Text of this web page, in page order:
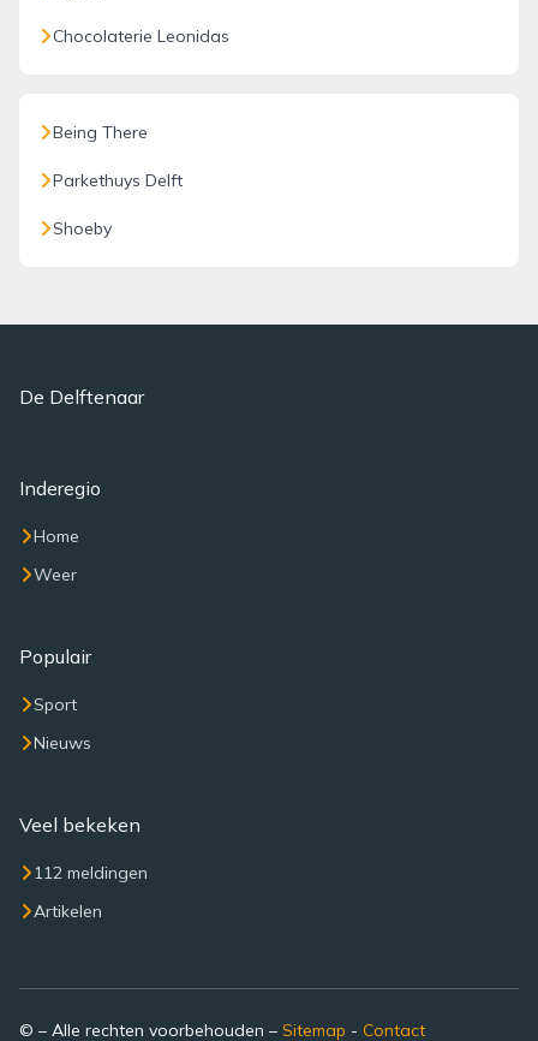
Chocolaterie Leonidas
Being There
Parkethuys Delft
Shoeby
De Delftenaar
Inderegio
Home
Weer
Populair
Sport
Nieuws
Veel bekeken
112 meldingen
Artikelen
© – Alle rechten voorbehouden – Sitemap - Contact